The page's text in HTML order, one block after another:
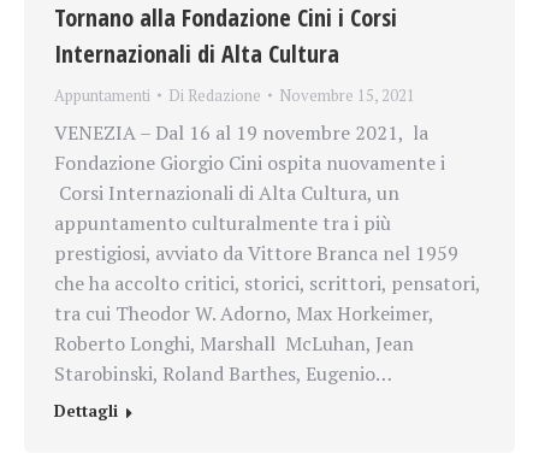
Tornano alla Fondazione Cini i Corsi
Internazionali di Alta Cultura
Appuntamenti Di Redazione Novembre 15, 2021
VENEZIA – Dal 16 al 19 novembre 2021, la
Fondazione Giorgio Cini ospita nuovamente i
Corsi Internazionali di Alta Cultura, un
appuntamento culturalmente tra i più
prestigiosi, avviato da Vittore Branca nel 1959
che ha accolto critici, storici, scrittori, pensatori,
tra cui Theodor W. Adorno, Max Horkeimer,
Roberto Longhi, Marshall McLuhan, Jean
Starobinski, Roland Barthes, Eugenio…
Dettagli